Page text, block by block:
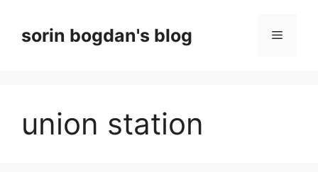
contentsorin bogdan's blog Menu
union station